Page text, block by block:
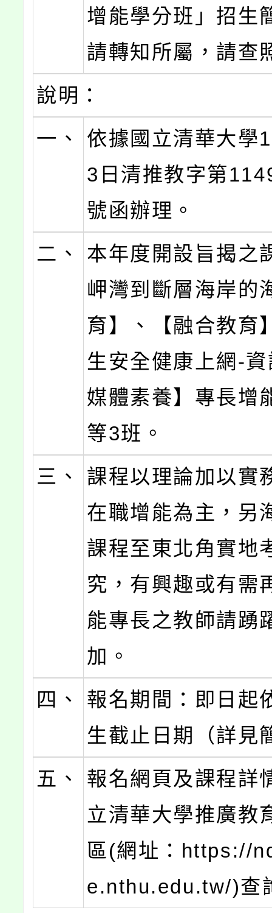
增能學分班」招生
請轉知所屬，請查
說明：
一、
依據國立清華大學
3日清推教字第
號函辦理。
二、
本年度開設旨揭之
岬灣到斷層海岸的
育】、【融合教育
生安全健康上網-
媒體素養】專長增
等3班。
三、
課程以理論加以實
在職增能為主，另
課程至東北角實地
究，有興趣或有需
能專長之教師請踴
加。
四、
報名期間：即日起
生截止日期（詳見
五、
報名網頁及課程詳
立清華大學推廣教
區(網址：https://
e.nthu.edu.tw/)查